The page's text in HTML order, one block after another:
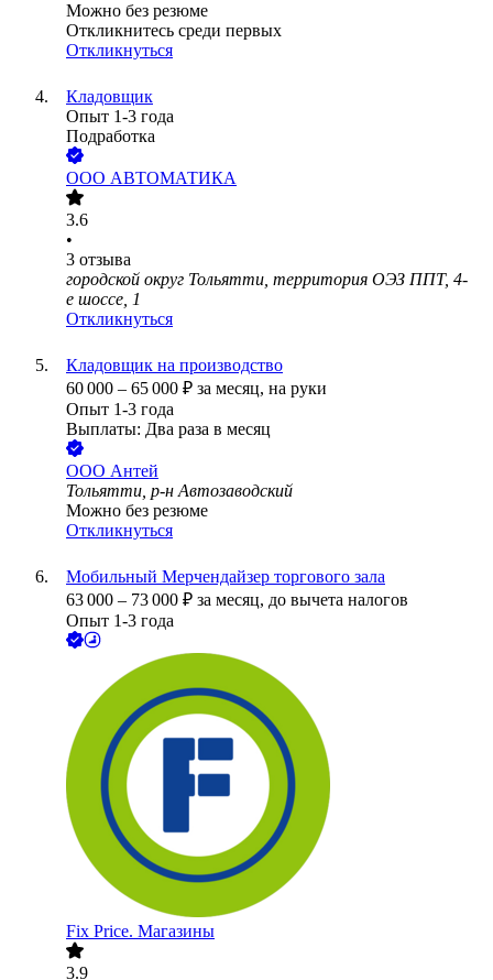
Можно без резюме
Откликнитесь среди первых
Откликнуться
Кладовщик
Опыт 1-3 года
Подработка
ООО АВТОМАТИКА
3.6
•
3 отзыва
городской округ Тольятти, территория ОЭЗ ППТ, 4-
е шоссе, 1
Откликнуться
Кладовщик на производство
60 000 – 65 000 ₽ за месяц, на руки
Опыт 1-3 года
Выплаты: Два раза в месяц
ООО Антей
Тольятти, р-н Автозаводский
Можно без резюме
Откликнуться
Мобильный Мерчендайзер торгового зала
63 000 – 73 000 ₽ за месяц, до вычета налогов
Опыт 1-3 года
Fix Price. Магазины
3.9